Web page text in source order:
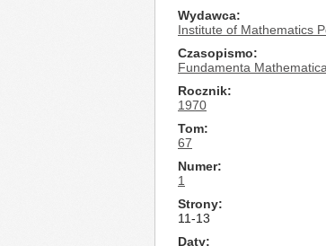
Wydawca
Institute of Mathematics
Czasopismo
Fundamenta
Rocznik
1970
Tom
67
Numer
1
Strony
11-13
Daty